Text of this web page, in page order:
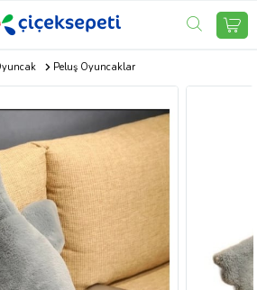
Peluş Oyuncaklar